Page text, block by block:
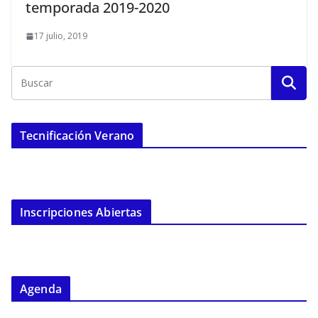
temporada 2019-2020
17 julio, 2019
Tecnificación Verano
Inscripciones Abiertas
Agenda